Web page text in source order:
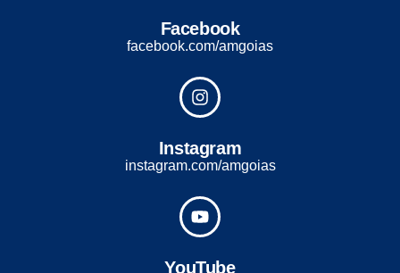
Facebook
facebook.com/amgoias
Instagram
instagram.com/amgoias
YouTube